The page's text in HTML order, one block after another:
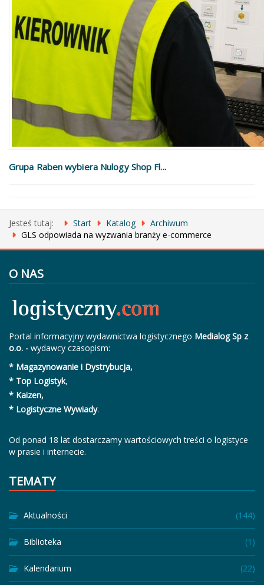
Grupa Raben wybiera Nulogy Shop Fl...
Jesteś tutaj: Start Katalog
Archiwum
GLS odpowiada na wyzwania branży e-commerce
O NAS
Portal informacyjny wydawnictwa logistycznego Medialog Sp z
o.o. - wydawcy czasopism:
* Magazynowanie i Dystrybucja,
* Top Logistyk,
* Kaizen,
* Logistyczne Wywiady.
Od ponad 18 lat dostarczamy wartościowych treści o logistyce
w prasie i internecie.
TEMATY
Aktualności (144)
Biblioteka (1)
Kalendarium (22)